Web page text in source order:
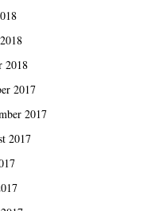
2018
2017
2017
2017